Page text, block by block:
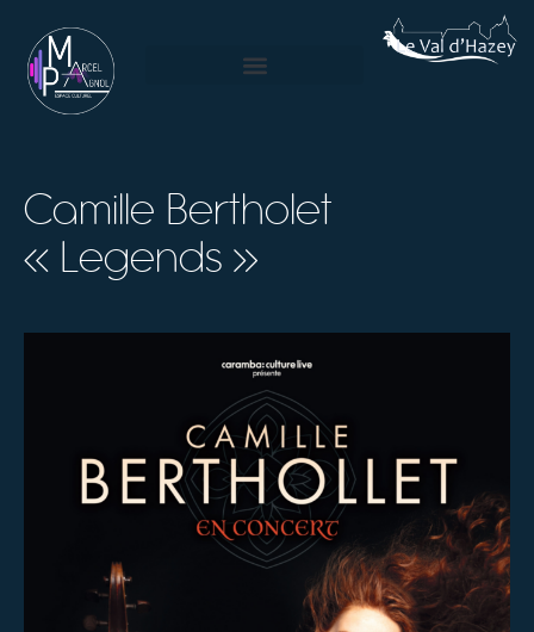
Camille Bertholet
« Legends »